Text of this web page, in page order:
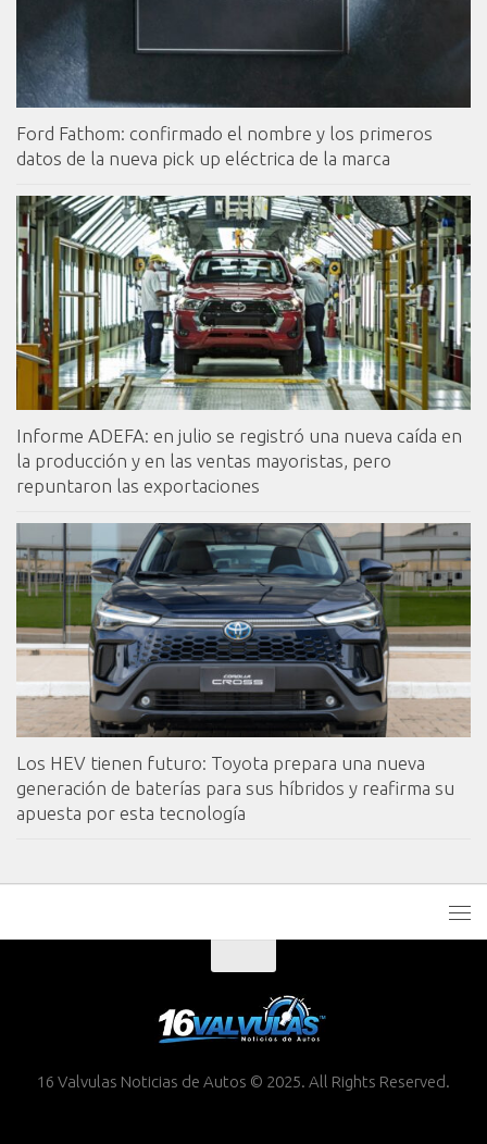
Ford Fathom: confirmado el nombre y los primeros
datos de la nueva pick up eléctrica de la marca
Informe ADEFA: en julio se registró una nueva caída en
la producción y en las ventas mayoristas, pero
repuntaron las exportaciones
Los HEV tienen futuro: Toyota prepara una nueva
generación de baterías para sus híbridos y reafirma su
apuesta por esta tecnología
16 Valvulas Noticias de Autos © 2025. All Rights Reserved.